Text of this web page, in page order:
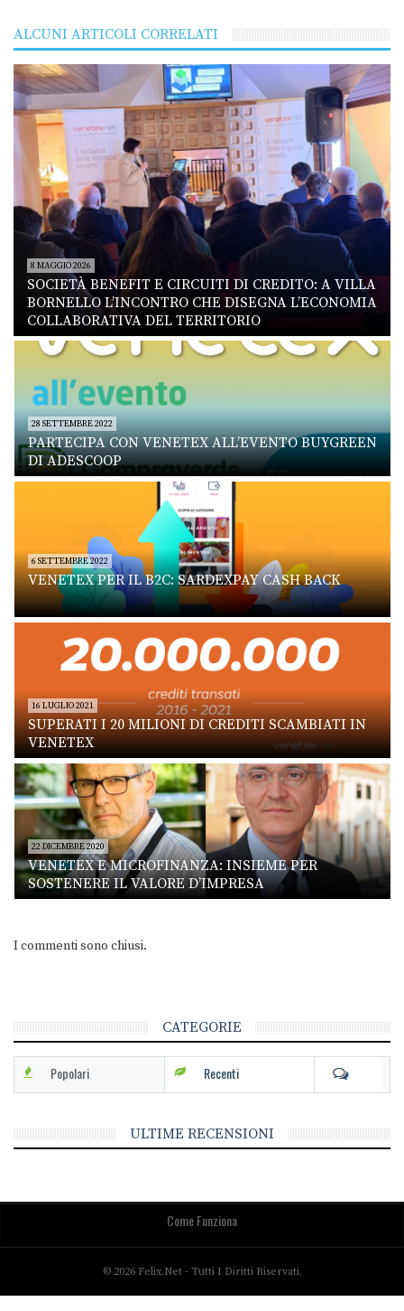
ALCUNI ARTICOLI CORRELATI
8 MAGGIO 2026
SOCIETÀ BENEFIT E CIRCUITI DI CREDITO: A VILLA
BORNELLO L’INCONTRO CHE DISEGNA L’ECONOMIA
COLLABORATIVA DEL TERRITORIO
28 SETTEMBRE 2022
PARTECIPA CON VENETEX ALL’EVENTO BUYGREEN
DI ADESCOOP
6 SETTEMBRE 2022
VENETEX PER IL B2C: SARDEXPAY CASH BACK
16 LUGLIO 2021
SUPERATI I 20 MILIONI DI CREDITI SCAMBIATI IN
VENETEX
22 DICEMBRE 2020
VENETEX E MICROFINANZA: INSIEME PER
SOSTENERE IL VALORE D’IMPRESA
I commenti sono chiusi.
CATEGORIE
Popolari Recenti
ULTIME RECENSIONI
Come Funziona
© 2026 Felix.net - Tutti I Diritti Riservati.